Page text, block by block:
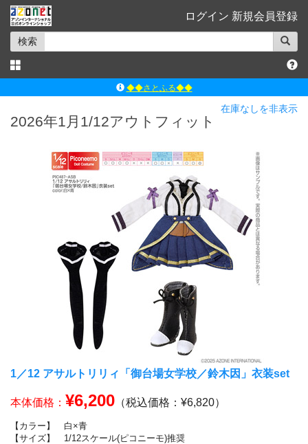
ログイン 新規会員登録
検索
◆◆さとふる◆◆
アゾンダイレクトストア
よくあるご質問（Q&A）
◆◆さとふる◆◆
在庫なしを非表示
2026年1月1/12アウトフィット
1／12 アサルトリリィ「御台場女学校／鈴木因」衣装set
本体価格： ¥6,200 （税込価格：¥6,820）
【カラー】
白×青
【サイズ】
1/12スケール(ピコニーモ)推奨